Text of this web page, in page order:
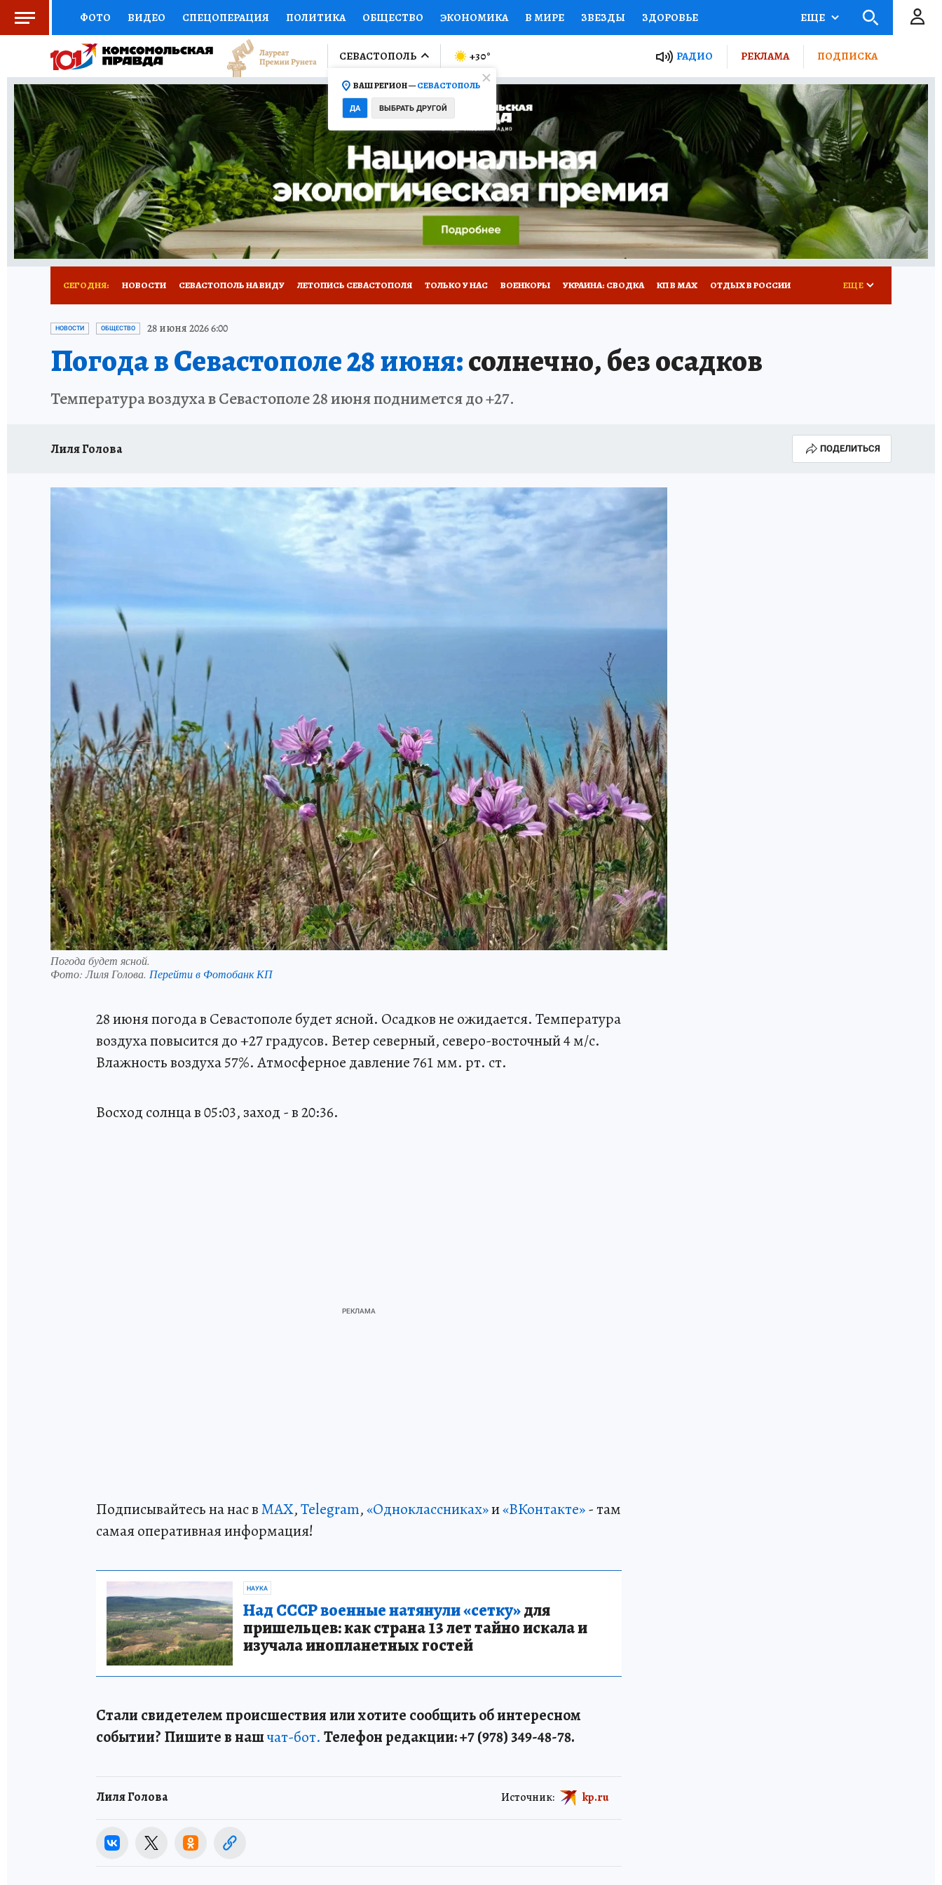
ФОТО ВИДЕО СПЕЦОПЕРАЦИЯ ПОЛИТИКА ОБЩЕСТВО ЭКОНОМИКА В МИРЕ ЗВЕЗДЫ ЗДОРОВЬЕ
СОЦПОДДЕРЖКА НАУКА СПОРТ КОЛУМНИСТЫ ПРОИСШЕСТВИЯ НАЦИОНАЛЬНЫЕ ПРОЕКТЫ РОССИИ
ВЫБОР ЭКСПЕРТОВ ДОКТОР ФИНАНСЫ ОТКРЫВАЕМ МИР Я ЗНАЮ СЕМЬЯ ЖЕНСКИЕ СЕКРЕТЫ ПУТЕВОДИТЕЛЬ
КНИЖНАЯ ПОЛКА ПРОГНОЗЫ НА СПОРТ ПРОМОКОДЫ СЕРИАЛЫ СПЕЦПРОЕКТЫ ДЕФИЦИТ ЖЕЛЕЗА ТУРИЗМ
ПРЕСС-ЦЕНТР НЕДВИЖИМОСТЬ ТЕЛЕВИЗОР КОЛЛЕКЦИИ КОНКУРСЫ РАБОТА У НАС ГИД ПОТРЕБИТЕЛЯ ВСЕ О КП
РАДИО КП РЕКЛАМА ТЕСТЫ НОВОЕ НА САЙТЕ
ЕЩЕ
СЕВАСТОПОЛЬ
ВАШ РЕГИОН —СЕВАСТОПОЛЬ
ДА ВЫБРАТЬ ДРУГОЙ
+30° РАДИО РЕКЛАМА ПОДПИСКА
СЕГОДНЯ: НОВОСТИ СЕВАСТОПОЛЬ НА ВИДУ ЛЕТОПИСЬ СЕВАСТОПОЛЯ ТОЛЬКО У НАС ВОЕНКОРЫ УКРАИНА: СВОДКА КП В МАХ ОТДЫХ В РОССИИ
ЗАПОВЕДНАЯ РОССИЯ
ЕЩЕ
НОВОСТИ ОБЩЕСТВО 28 июня 2026 6:00
Погода в Севастополе 28 июня:солнечно, без осадков
Температура воздуха в Севастополе 28 июня поднимется до +27.
Лиля Голова ПОДЕЛИТЬСЯ
Погода будет ясной.
Фото:Лиля Голова. Перейти в Фотобанк КП
28 июня погода в Севастополе будет ясной. Осадков не ожидается. Температура
воздуха повысится до +27 градусов. Ветер северный, северо-восточный 4 м/с.
Влажность воздуха 57%. Атмосферное давление 761 мм. рт. ст.
Восход солнца в 05:03, заход - в 20:36.
Подписывайтесь на нас вMAX,Telegram,«Одноклассниках»и«ВКонтакте»- там
самая оперативная информация!
НАУКА
Над СССР военные натянули «сетку»для
пришельцев: как страна 13 лет тайно искала и
изучала инопланетных гостей
Стали свидетелем происшествия или хотите сообщить об интересном
событии? Пишите в нашчат-бот. Телефон редакции: +7 (978) 349-48-78.
Лиля Голова Источник: kp.ru